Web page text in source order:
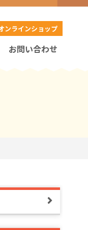
ンラインショップ
お問い合わせ